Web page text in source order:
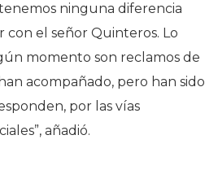
ninguna diferencia
con el señor Quinteros. Lo
momento son reclamos de
acompañado, pero han sido
por las vías
añadió.